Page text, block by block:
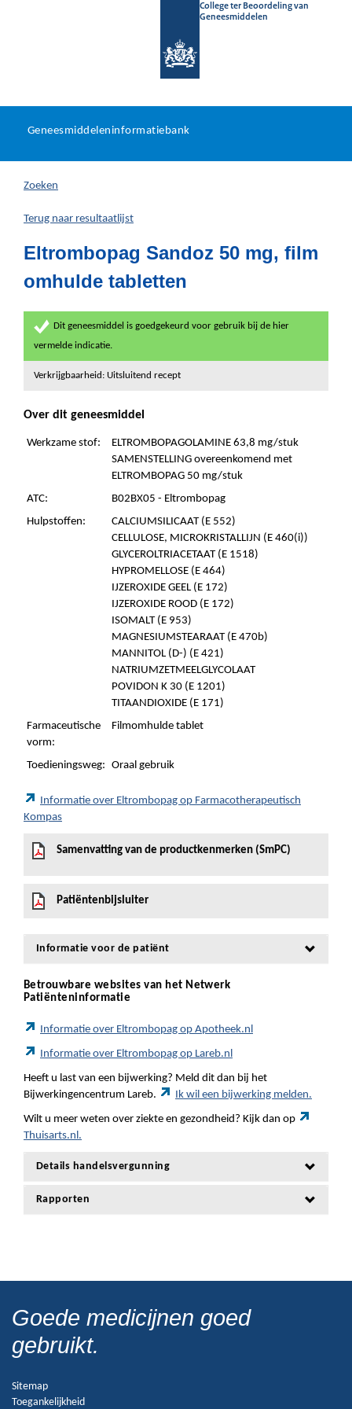
College ter Beoordeling van
Geneesmiddelen
U
hier:
Geneesmiddeleninformatiebank
Zoeken
Terug naar resultaatlijst
Eltrombopag Sandoz 50 mg, film
omhulde tabletten
Dit geneesmiddel is goedgekeurd voor gebruik bij de hier
vermelde indicatie.
Verkrijgbaarheid: Uitsluitend recept
Over dit geneesmiddel
Werkzame stof:
ELTROMBOPAGOLAMINE 63,8 mg/stuk
SAMENSTELLING overeenkomend met
ELTROMBOPAG 50 mg/stuk
ATC:
B02BX05 - Eltrombopag
Hulpstoffen:
CALCIUMSILICAAT (E 552)
CELLULOSE, MICROKRISTALLIJN (E 460(i))
GLYCEROLTRIACETAAT (E 1518)
HYPROMELLOSE (E 464)
IJZEROXIDE GEEL (E 172)
IJZEROXIDE ROOD (E 172)
ISOMALT (E 953)
MAGNESIUMSTEARAAT (E 470b)
MANNITOL (D-) (E 421)
NATRIUMZETMEELGLYCOLAAT
POVIDON K 30 (E 1201)
TITAANDIOXIDE (E 171)
Farmaceutische
vorm:
Filmomhulde tablet
Toedieningsweg: Oraal gebruik
Informatie over Eltrombopag op Farmacotherapeutisch
Kompas
Samenvatting van de productkenmerken (SmPC)
Patiëntenbijsluiter
Informatie voor de patiënt
Betrouwbare websites van het Netwerk
Patiënteninformatie
Informatie over Eltrombopag op Apotheek.nl
Informatie over Eltrombopag op Lareb.nl
Heeft u last van een bijwerking? Meld dit dan bij het
Bijwerkingencentrum Lareb.
Ik wil een bijwerking melden.
Wilt u meer weten over ziekte en gezondheid? Kijk dan op
Thuisarts.nl.
Details handelsvergunning
Rapporten
Goede medicijnen goed
gebruikt.
Sitemap
Toegankelijkheid